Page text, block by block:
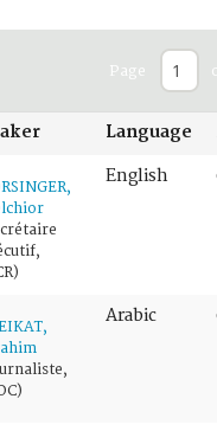
Page
Language
English
Arabic